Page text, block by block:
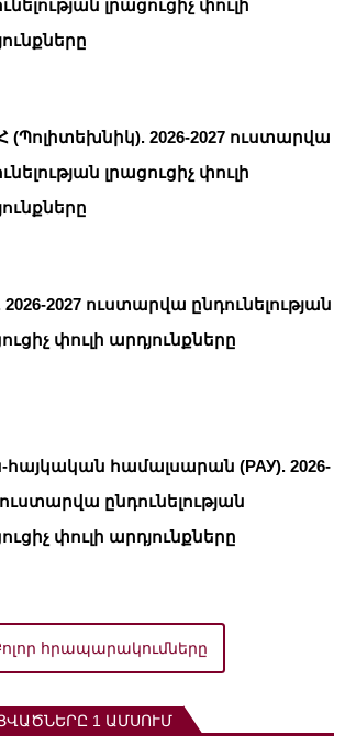
լրացուցիչ փուլի
(Պոլիտեխնիկ). 2026-2027 ուստարվա
լրացուցիչ փուլի
2027 ուստարվա ընդունելության
փուլի արդյունքները
հայկական համալսարան (РАУ). 2026-
ուստարվա ընդունելության
փուլի արդյունքները
հրապարակումները
1 ԱՄՍՈՒՄ